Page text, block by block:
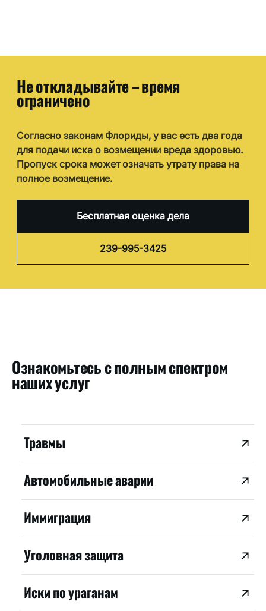
Не откладывайте – время
ограничено
Согласно законам Флориды, у вас есть два года
для подачи иска о возмещении вреда здоровью.
Пропуск срока может означать утрату права на
полное возмещение.
Бесплатная оценка дела
239-995-3425
Ознакомьтесь с полным спектром
наших услуг
Травмы
Автомобильные аварии
Иммиграция
Уголовная защита
Иски по ураганам